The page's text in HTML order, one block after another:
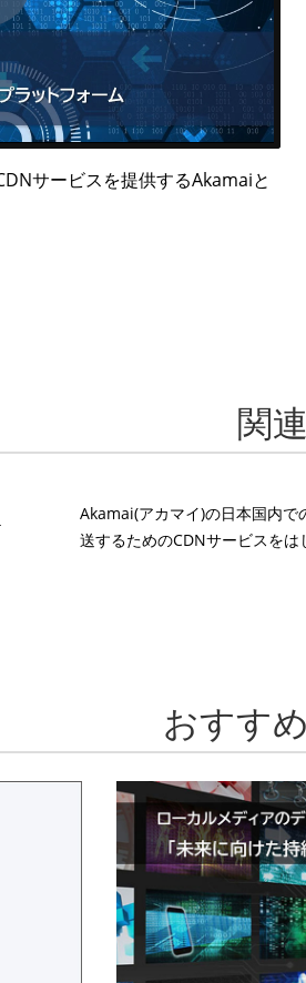
サービスを提供するAkamaiと
関
Akamai(アカマイ)の日本国内
送するためのCDNサービスを
おすす